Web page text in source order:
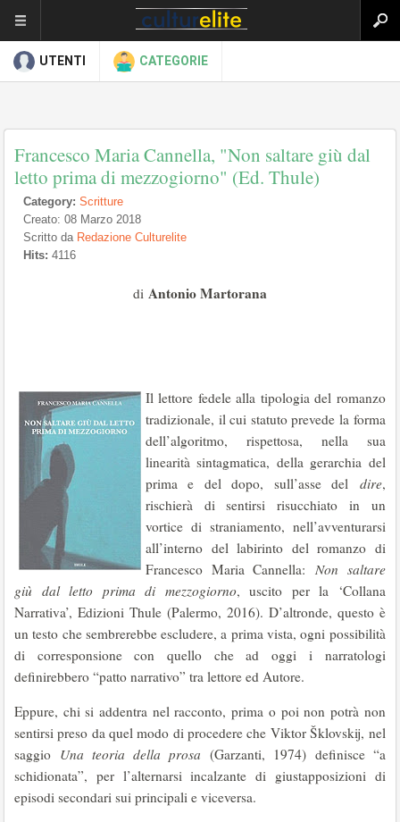
UTENTI CATEGORIE
Francesco Maria Cannella, "Non saltare giù dal
letto prima di mezzogiorno" (Ed. Thule)
Category: Scritture
Creato: 08 Marzo 2018
Scritto da Redazione Culturelite
Hits: 4116
di Antonio Martorana
Il lettore fedele alla tipologia del romanzo
tradizionale, il cui statuto prevede la forma
dell’algoritmo, rispettosa, nella sua
linearità sintagmatica, della gerarchia del
prima e del dopo, sull’asse del dire,
rischierà di sentirsi risucchiato in un
vortice di straniamento, nell’avventurarsi
all’interno del labirinto del romanzo di
Francesco Maria Cannella: Non saltare
giù dal letto prima di mezzogiorno, uscito per la ‘Collana
Narrativa’, Edizioni Thule (Palermo, 2016). D’altronde, questo è
un testo che sembrerebbe escludere, a prima vista, ogni possibilità
di corresponsione con quello che ad oggi i narratologi
definirebbero “patto narrativo” tra lettore ed Autore.
Eppure, chi si addentra nel racconto, prima o poi non potrà non
sentirsi preso da quel modo di procedere che Viktor Šklovskij, nel
saggio Una teoria della prosa(Garzanti, 1974) definisce “a
schidionata”, per l’alternarsi incalzante di giustapposizioni di
episodi secondari sui principali e viceversa.